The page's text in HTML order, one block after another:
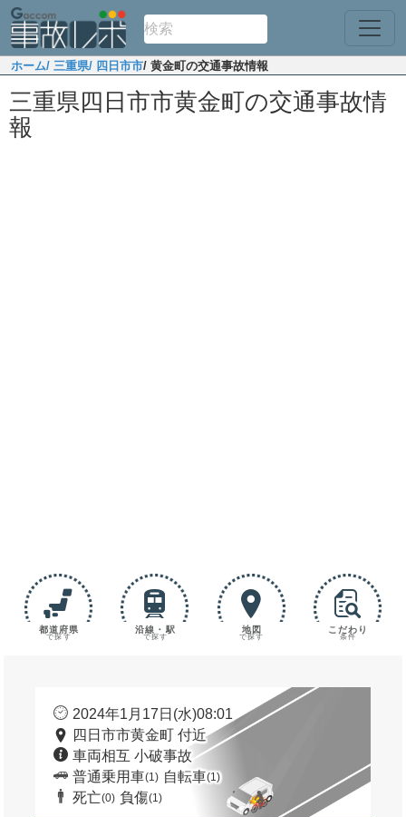
ホーム/ 三重県/ 四日市市/ 黄金町の交通事故情報
三重県四日市市黄金町の交通事故情
報
都道府県
で探す
沿線・駅
で探す
地図
で探す
こだわり
条件
2024年1月17日(水)08:01
四日市市黄金町 付近
車両相互 小破事故
普通乗用車(1) 自転車(1)
死亡(0) 負傷(1)